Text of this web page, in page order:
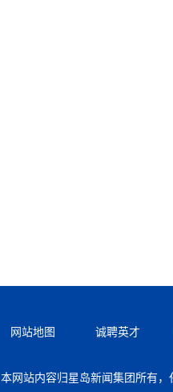
网站地图 诚聘英才
本网站内容归星岛新闻集团所有，